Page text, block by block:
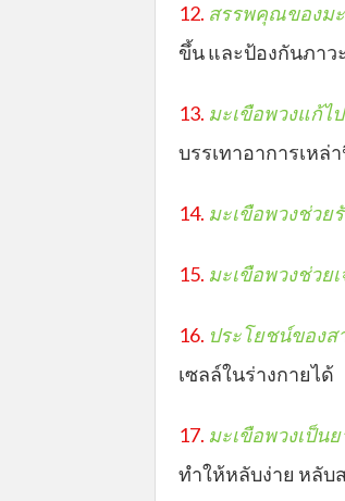
12. สรรพคุณของมะ
ขึ้น และป้องกันภาว
13. มะเขือพวงแก้ไ
บรรเทาอาการเห
14. มะเขือพวงช่วย
15. มะเขือพวงช่วย
16. ประโยชน์ของ
เซลล์ในร่างกายได้
17. มะเขือพวงเป็
ทำให้หลับง่าย หลับ